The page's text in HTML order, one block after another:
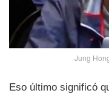
Jung
Eso último significó